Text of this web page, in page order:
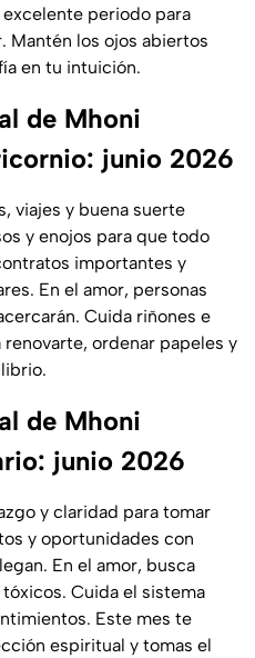
periodo para
Mantén los ojos abiertos
en tu intuición.
de Mhoni
junio 2026
viajes y buena suerte
y enojos para que todo
importantes y
En el amor, personas
Cuida riñones e
ordenar papeles y
de Mhoni
junio 2026
y claridad para tomar
y oportunidades con
En el amor, busca
Cuida el sistema
Este mes te
espiritual y tomas el